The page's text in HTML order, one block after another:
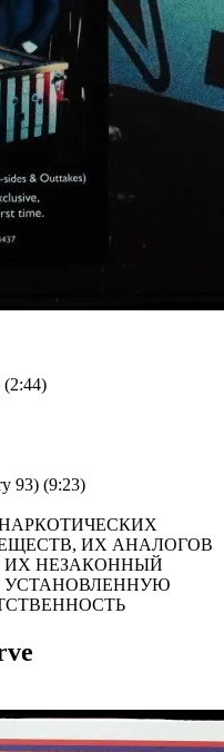
(2:44)
93) (9:23)
ИХ АНАЛОГОВ
ИХ НЕЗАКОННЫЙ
УСТАНОВЛЕННУЮ